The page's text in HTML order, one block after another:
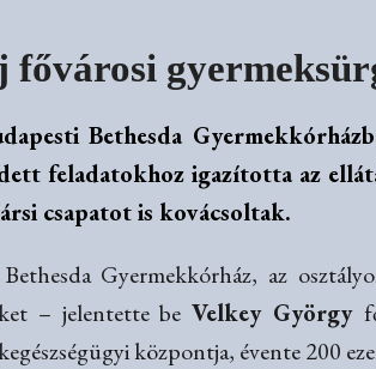
Bethesda
feladatokhoz igazította az
csapatot is kovácsoltak.
Gyermekkórház, az
– jelentette be Velkey György
központja, évente 200